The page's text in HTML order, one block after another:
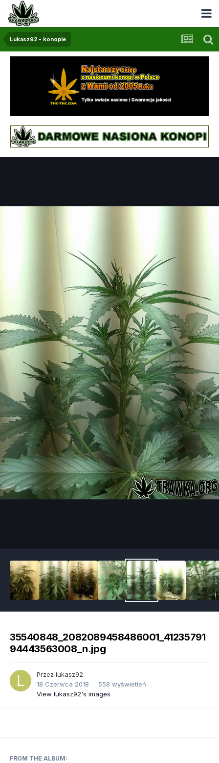
Lukasz92 - konopie
35540848_2082089458486001_41235791
94443563008_n.jpg
Przez lukasz92
18 Czerwca 2018
558 wyświetleń
View lukasz92's images
FROM THE ALBUM: